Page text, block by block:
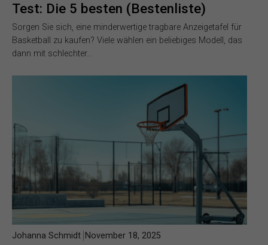
Test: Die 5 besten (Bestenliste)
Sorgen Sie sich, eine minderwertige tragbare Anzeigetafel für
Basketball zu kaufen? Viele wählen ein beliebiges Modell, das
dann mit schlechter…
Johanna Schmidt November 18, 2025